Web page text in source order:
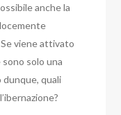
anche la
viene attivato
solo una
quali